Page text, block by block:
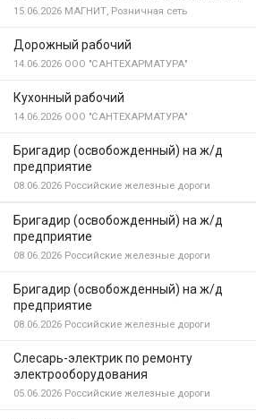
15.06.2026 МАГНИТ, Розничная сеть
Дорожный рабочий
14.06.2026 ООО "САНТЕХАРМАТУРА"
Кухонный рабочий
14.06.2026 ООО "САНТЕХАРМАТУРА"
Бригадир (освобожденный) на ж/д
предприятие
08.06.2026 Российские железные дороги
Бригадир (освобожденный) на ж/д
предприятие
08.06.2026 Российские железные дороги
Бригадир (освобожденный) на ж/д
предприятие
08.06.2026 Российские железные дороги
Слесарь-электрик по ремонту
электрооборудования
05.06.2026 Российские железные дороги